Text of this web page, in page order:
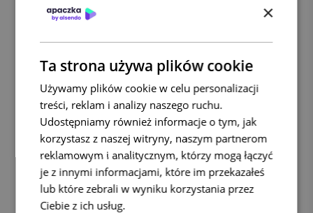
×
Ta strona używa plików cookie
Używamy plików cookie w celu personalizacji
treści, reklam i analizy naszego ruchu.
Udostępniamy również informacje o tym, jak
korzystasz z naszej witryny, naszym partnerom
reklamowym i analitycznym, którzy mogą łączyć
je z innymi informacjami, które im przekazałeś
lub które zebrali w wyniku korzystania przez
Ciebie z ich usług.